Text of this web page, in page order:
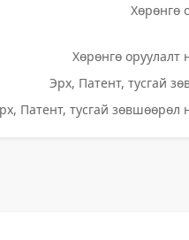
Хөрөнгө
Хөрөнгө оруулалт
Эрх, Патент, тусгай
Патент, тусгай зөвшөөрөл